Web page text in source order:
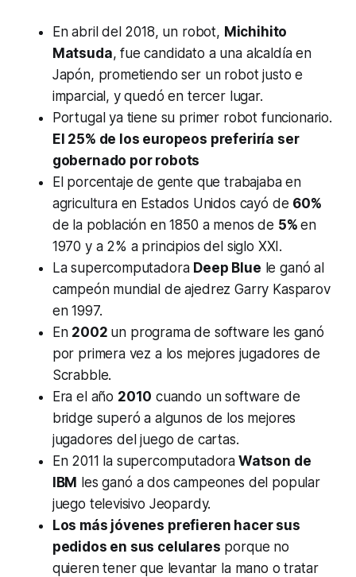
En abril del 2018, un robot, Michihito
Matsuda, fue candidato a una alcaldía en
Japón, prometiendo ser un robot justo e
imparcial, y quedó en tercer lugar.
Portugal ya tiene su primer robot funcionario.
El 25% de los europeos preferiría ser
gobernado por robots
El porcentaje de gente que trabajaba en
agricultura en Estados Unidos cayó de 60%
de la población en 1850 a menos de 5%en
1970 y a 2% a principios del siglo XXI.
La supercomputadora Deep Blue le ganó al
campeón mundial de ajedrez Garry Kasparov
en 1997.
En 2002 un programa de software les ganó
por primera vez a los mejores jugadores de
Scrabble.
Era el año 2010 cuando un software de
bridge superó a algunos de los mejores
jugadores del juego de cartas.
En 2011 la supercomputadora Watson de
IBM les ganó a dos campeones del popular
juego televisivo Jeopardy.
Los más jóvenes prefieren hacer sus
pedidos en sus celulares porque no
quieren tener que levantar la mano o tratar